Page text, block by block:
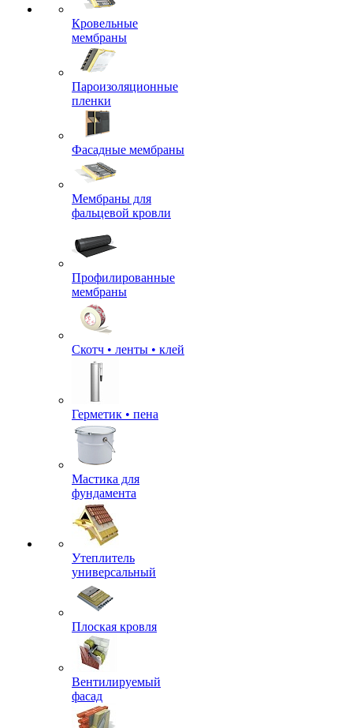
Кровельные
мембраны
Пароизоляционные
пленки
Фасадные мембраны
Мембраны для
фальцевой кровли
Профилированные
мембраны
Скотч • ленты • клей
Герметик • пена
Мастика для
фундамента
Утеплитель
универсальный
Плоская кровля
Вентилируемый
фасад